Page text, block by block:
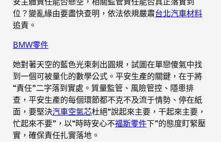
位？變亂緣由要盡快查明，依法依規嚴肅台北汽車材料
追責。
BMW零件
她對著天空的藍色光束刺出圓規，試圖在單戀傻氣中找
到一個可被量化的數學公式。平安生產的關鍵，在于將
“責任”二字落到實處。質量監管、風險管控、隱患排
查，平安生產的每個環節都不克不及流于情勢、停在紙
面，要堅決汽車空氣芯杜絕“說起來主要，干起來主要，
忙起來不要”，以“時時安心不福斯零件下”的態度盯緊壓
實，確保責任扎實落地。